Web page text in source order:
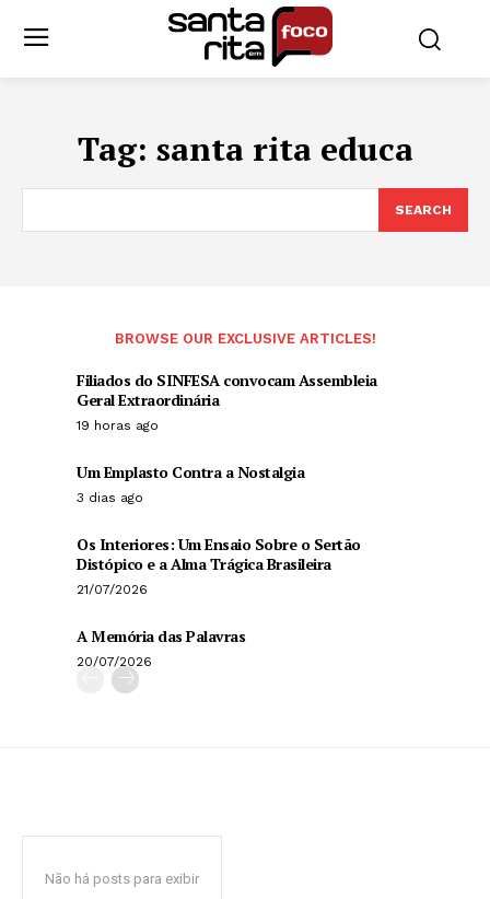
Tag: santa rita educa
SEARCH
BROWSE OUR EXCLUSIVE ARTICLES!
Filiados do SINFESA convocam Assembleia
Geral Extraordinária
19 horas ago
Um Emplasto Contra a Nostalgia
3 dias ago
Os Interiores: Um Ensaio Sobre o Sertão
Distópico e a Alma Trágica Brasileira
21/07/2026
A Memória das Palavras
20/07/2026
Não há posts para exibir